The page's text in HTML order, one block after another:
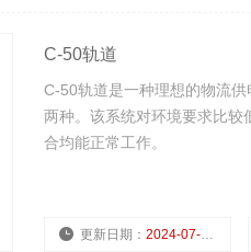
C-50轨道
C-50轨道是一种理想的物流
两种。该系统对环境要求比较
合均能正常工作。
更新日期： 2024-07-23